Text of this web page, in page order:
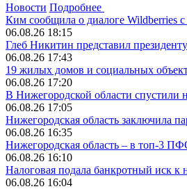
Новости Подробнее
Ким сообщила о диалоге Wildberries
06.08.26 18:15
Глеб Никитин представил
06.08.26 17:43
19 жилых домов и социальных
06.08.26 17:20
В Нижегородской области спустили
06.08.26 17:05
Нижегородская область заключила
06.08.26 16:35
Нижегородская область – в топ-3
06.08.26 16:10
Налоговая подала банкротный иск
06.08.26 16:04